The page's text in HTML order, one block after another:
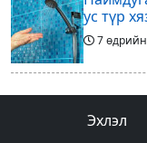
ус түр
7
Үс
Эхлэл